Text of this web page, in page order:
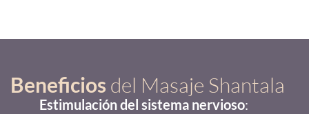
Beneficios del Masaje Shantala
Estimulación del sistema nervioso: